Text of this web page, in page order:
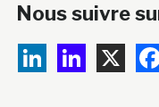
Nous suivre